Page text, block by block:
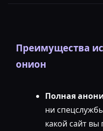
Преимущества
онион
Полная
ни
какой сайт вы